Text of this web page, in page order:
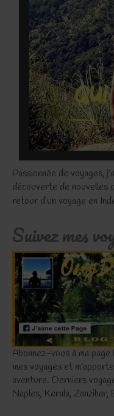
Passionnée de voyages,
découverte de nouvelles
retour d’un voyage en
Suivez mes
Abonnez-vous à ma
mes voyages et
aventure. Derniers
Naples, Kerala, Zanzibar,